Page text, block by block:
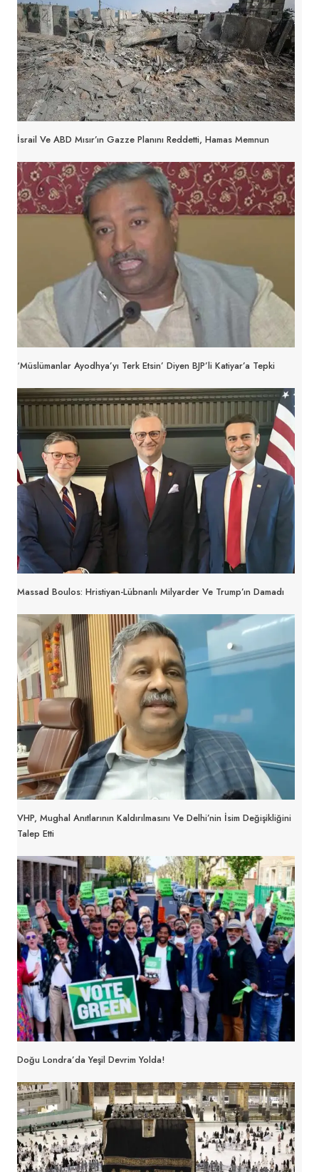
İsrail Ve ABD Mısır’ın Gazze Planını Reddetti, Hamas Memnun
‘Müslümanlar Ayodhya’yı Terk Etsin’ Diyen BJP’li Katiyar’a Tepki
Massad Boulos: Hristiyan-Lübnanlı Milyarder Ve Trump’ın Damadı
VHP, Mughal Anıtlarının Kaldırılmasını Ve Delhi’nin İsim Değişikliğini
Talep Etti
Doğu Londra’da Yeşil Devrim Yolda!